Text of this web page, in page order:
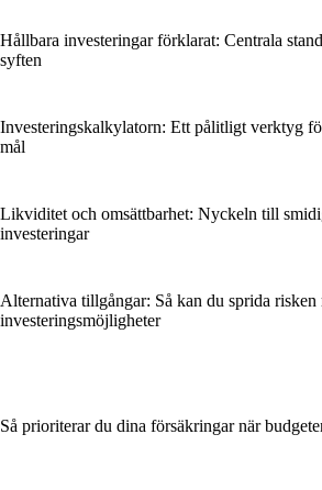
Hållbara investeringar förklarat: Centrala
syften
Investeringskalkylatorn: Ett pålitligt verktyg
mål
Likviditet och omsättbarhet: Nyckeln till
investeringar
Alternativa tillgångar: Så kan du sprida risken
investeringsmöjligheter
Så prioriterar du dina försäkringar när